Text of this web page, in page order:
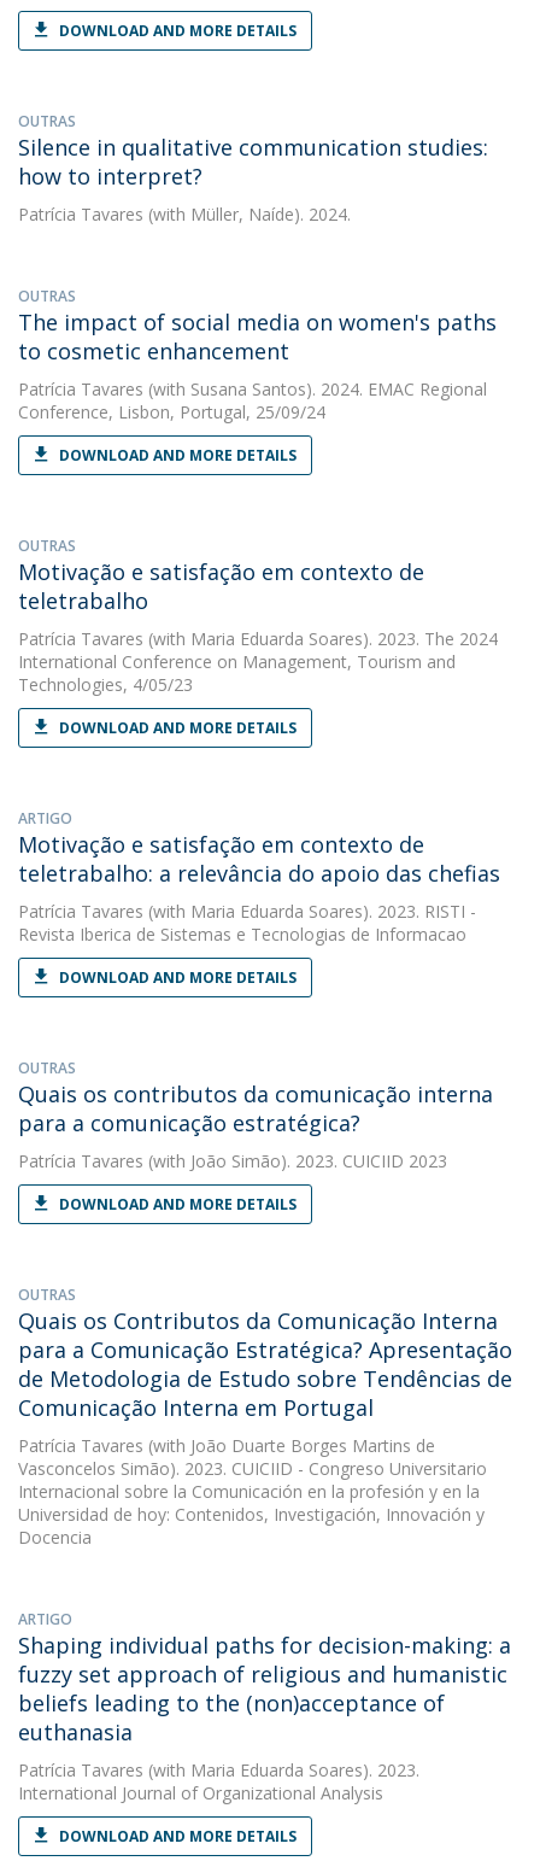
DOWNLOAD AND MORE DETAILS
OUTRAS
Silence in qualitative communication studies:
how to interpret?
Patrícia Tavares (with Müller, Naíde). 2024.
OUTRAS
The impact of social media on women's paths
to cosmetic enhancement
Patrícia Tavares (with Susana Santos). 2024. EMAC Regional
Conference, Lisbon, Portugal, 25/09/24
DOWNLOAD AND MORE DETAILS
OUTRAS
Motivação e satisfação em contexto de
teletrabalho
Patrícia Tavares (with Maria Eduarda Soares). 2023. The 2024
International Conference on Management, Tourism and
Technologies, 4/05/23
DOWNLOAD AND MORE DETAILS
ARTIGO
Motivação e satisfação em contexto de
teletrabalho: a relevância do apoio das chefias
Patrícia Tavares (with Maria Eduarda Soares). 2023. RISTI -
Revista Iberica de Sistemas e Tecnologias de Informacao
DOWNLOAD AND MORE DETAILS
OUTRAS
Quais os contributos da comunicação interna
para a comunicação estratégica?
Patrícia Tavares (with João Simão). 2023. CUICIID 2023
DOWNLOAD AND MORE DETAILS
OUTRAS
Quais os Contributos da Comunicação Interna
para a Comunicação Estratégica? Apresentação
de Metodologia de Estudo sobre Tendências de
Comunicação Interna em Portugal
Patrícia Tavares (with João Duarte Borges Martins de
Vasconcelos Simão). 2023. CUICIID - Congreso Universitario
Internacional sobre la Comunicación en la profesión y en la
Universidad de hoy: Contenidos, Investigación, Innovación y
Docencia
ARTIGO
Shaping individual paths for decision-making: a
fuzzy set approach of religious and humanistic
beliefs leading to the (non)acceptance of
euthanasia
Patrícia Tavares (with Maria Eduarda Soares). 2023.
International Journal of Organizational Analysis
DOWNLOAD AND MORE DETAILS